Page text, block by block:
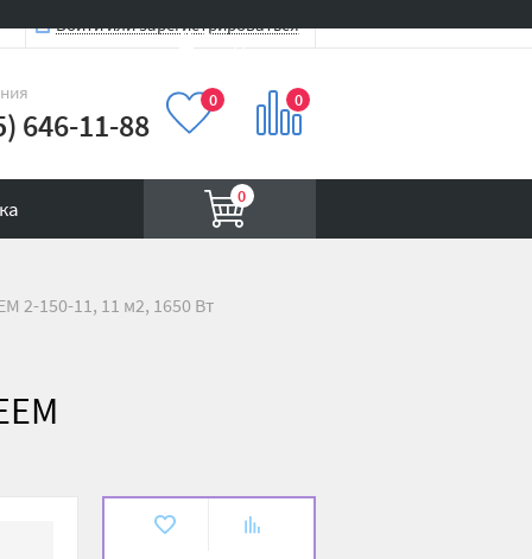
Войти или зарегистрироваться
646-11-88
0 0
0
Вход на сайт
2-150-11, 11 м2, 1650 Вт